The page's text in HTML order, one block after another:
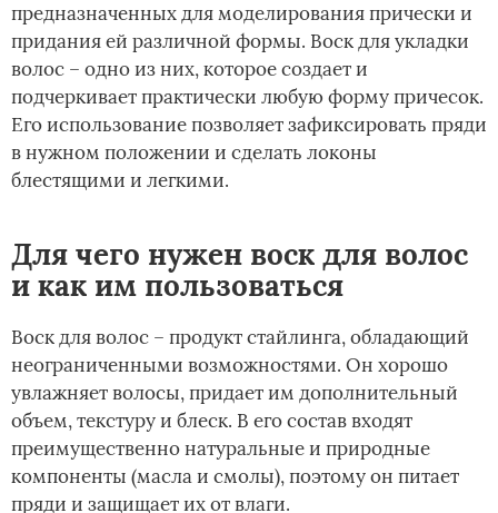
предназначенных для моделирования прически и
придания ей различной формы. Воск для укладки
волос – одно из них, которое создает и
подчеркивает практически любую форму причесок.
Его использование позволяет зафиксировать пряди
в нужном положении и сделать локоны
блестящими и легкими.
Для чего нужен воск для волос
и как им пользоваться
Воск для волос – продукт стайлинга, обладающий
неограниченными возможностями. Он хорошо
увлажняет волосы, придает им дополнительный
объем, текстуру и блеск. В его состав входят
преимущественно натуральные и природные
компоненты (масла и смолы), поэтому он питает
пряди и защищает их от влаги.